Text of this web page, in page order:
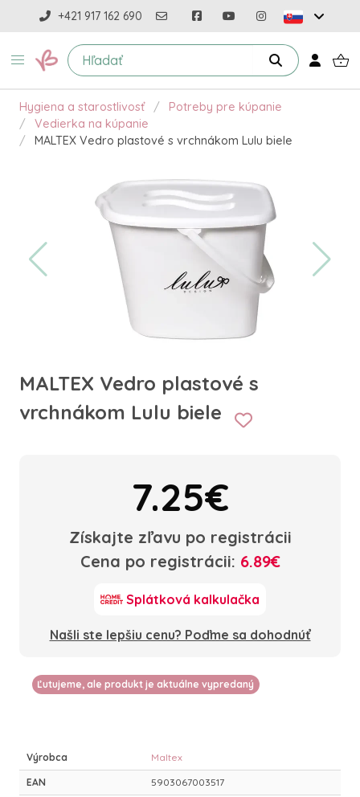
+421 917 162 690
Hygiena a starostlivosť
Potreby pre kúpanie
Vedierka na kúpanie
MALTEX Vedro plastové s vrchnákom Lulu biele
MALTEX Vedro plastové s
vrchnákom Lulu biele
7.25€
Získajte zľavu po registrácii
Cena po registrácii: 6.89€
Splátková kalkulačka
Našli ste lepšiu cenu? Poďme sa dohodnúť
Ľutujeme, ale produkt je aktuálne vypredaný
Výrobca Maltex
EAN 5903067003517